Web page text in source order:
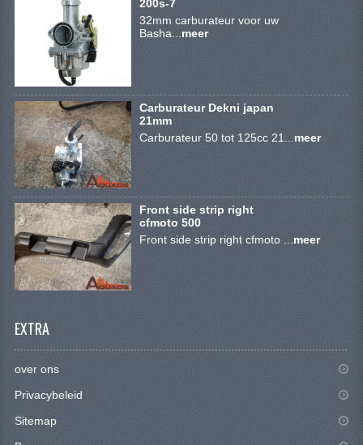
ONDERHOUDS PRODUCTEN
ACCESSOIRES
KABELS
SCHOKBREKERS
200s-7
32mm carburateur voor uw
Basha... meer
Carburateur Dekni japan
21mm
Carburateur 50 tot 125cc 21... meer
Front side strip right
cfmoto 500
Front side strip right cfmoto ... meer
EXTRA
over ons
Privacybeleid
Sitemap